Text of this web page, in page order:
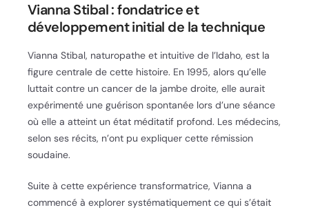
Vianna Stibal : fondatrice et
développement initial de la technique
Vianna Stibal, naturopathe et intuitive de l’Idaho, est la
figure centrale de cette histoire. En 1995, alors qu’elle
luttait contre un cancer de la jambe droite, elle aurait
expérimenté une guérison spontanée lors d’une séance
où elle a atteint un état méditatif profond. Les médecins,
selon ses récits, n’ont pu expliquer cette rémission
soudaine.
Suite à cette expérience transformatrice, Vianna a
commencé à explorer systématiquement ce qui s’était